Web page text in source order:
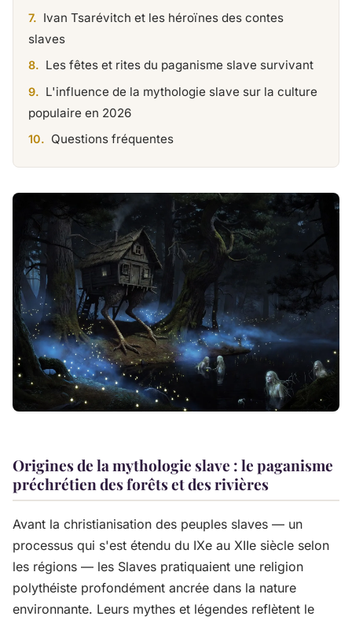
Ivan Tsarévitch et les héroïnes des contes
slaves
Les fêtes et rites du paganisme slave survivant
L'influence de la mythologie slave sur la culture
populaire en 2026
Questions fréquentes
Origines de la mythologie slave : le paganisme
préchrétien des forêts et des rivières
Avant la christianisation des peuples slaves — un
processus qui s'est étendu du IXe au XIIe siècle selon
les régions — les Slaves pratiquaient une religion
polythéiste profondément ancrée dans la nature
environnante. Leurs mythes et légendes reflètent le